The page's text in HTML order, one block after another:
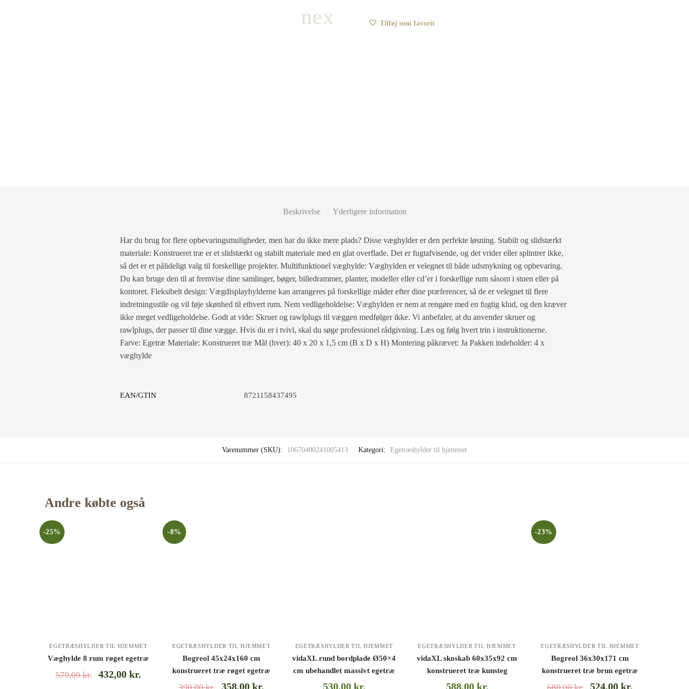
Tilføj som favorit
Beskrivelse Yderligere information
Har du brug for flere opbevaringsmuligheder, men har du ikke mere plads? Disse væghylder er den perfekte løsning. Stabilt og slidstærkt
materiale: Konstrueret træ er et slidstærkt og stabilt materiale med en glat overflade. Det er fugtafvisende, og det vrider eller splintrer ikke,
så det er et pålideligt valg til forskellige projekter. Multifunktionel væghylde: Væghylden er velegnet til både udsmykning og opbevaring.
Du kan bruge den til at fremvise dine samlinger, bøger, billedrammer, planter, modeller eller cd’er i forskellige rum såsom i stuen eller på
kontoret. Fleksibelt design: Vægdisplayhylderne kan arrangeres på forskellige måder efter dine præferencer, så de er velegnet til flere
indretningsstile og vil føje skønhed til ethvert rum. Nem vedligeholdelse: Væghylden er nem at rengøre med en fugtig klud, og den kræver
ikke meget vedligeholdelse. Godt at vide: Skruer og rawlplugs til væggen medfølger ikke. Vi anbefaler, at du anvender skruer og
rawlplugs, der passer til dine vægge. Hvis du er i tvivl, skal du søge professionel rådgivning. Læs og følg hvert trin i instruktionerne.
Farve: Egetræ Materiale: Konstrueret træ Mål (hver): 40 x 20 x 1,5 cm (B x D x H) Montering påkrævet: Ja Pakken indeholder: 4 x
væghylde
EAN/GTIN 8721158437495
Varenummer (SKU): 10670400241005413 Kategori: Egetræshylder til hjemmet
Andre købte også
-25%
EGETRÆSHYLDER TIL HJEMMET
Væghylde 8 rum røget egetræ
579,00kr. 432,00kr.
-8%
EGETRÆSHYLDER TIL HJEMMET
Bogreol 45x24x160 cm
konstrueret træ røget egetræ
358,00kr.
EGETRÆSHYLDER TIL HJEMMET
vidaXL rund bordplade Ø50×4
cm ubehandlet massivt egetræ
530,00 kr.
EGETRÆSHYLDER TIL HJEMMET
vidaXL skoskab 60x35x92 cm
konstrueret træ kunsteg
588,00 kr.
-23%
EGETRÆSHYLDER TIL HJEMMET
Bogreol 36x30x171 cm
konstrueret træ brun egetræ
524,00kr.